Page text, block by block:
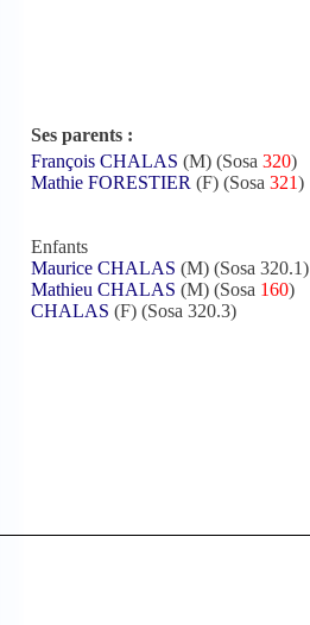
Ses parents :
François CHALAS (M) (Sosa 320)
Mathie FORESTIER (F) (Sosa 321)
Enfants
Maurice CHALAS (M) (Sosa 320.1)
Mathieu CHALAS (M) (Sosa 160)
CHALAS (F) (Sosa 320.3)